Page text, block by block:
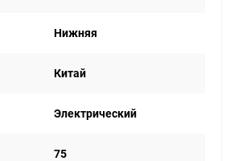
Нижняя
Китай
Электрический
75